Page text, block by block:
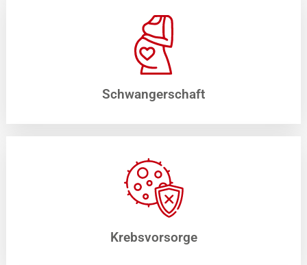
Schwangerschaft
Krebsvorsorge